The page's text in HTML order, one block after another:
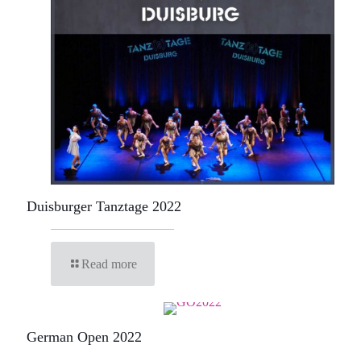
Duisburger Tanztage 2022
Read more
German Open 2022